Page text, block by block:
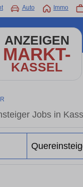
Auto Immo
ANZEIGEN
MARKT-
KASSEL
Jobs in